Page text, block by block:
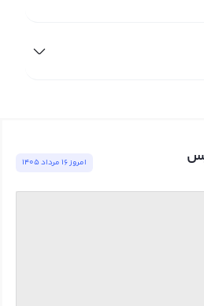
امروز ١٦ مرداد ١٤٠٥